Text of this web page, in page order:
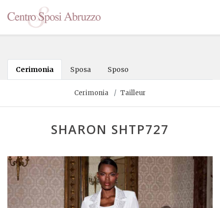
Cerimonia Sposa Sposo
Cerimonia Tailleur
SHARON SHTP727